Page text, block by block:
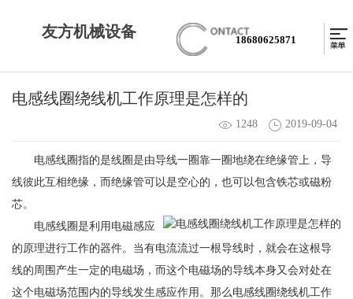
友方机械设备
18680625871
电感线圈绕线机工作原理是怎样的
1248 2019-09-04
电感线圈指的是线圈是由导线一圈靠一圈地绕在绝缘管上，导
线彼此互相绝缘，而绝缘管可以是空心的，也可以包含铁芯或磁粉
芯。
电感线圈是利用电磁感应
的原理进行工作的器件。当有电流流过一根导线时，就会在这根导
线的周围产生一定的电磁场，而这个电磁场的导线本身又会对处在
这个电磁场范围内的导线发生感应作用。那么 电感线圈绕线机工作